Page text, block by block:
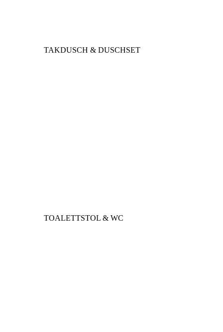
TAKDUSCH & DUSCHSET
TOALETTSTOL & WC